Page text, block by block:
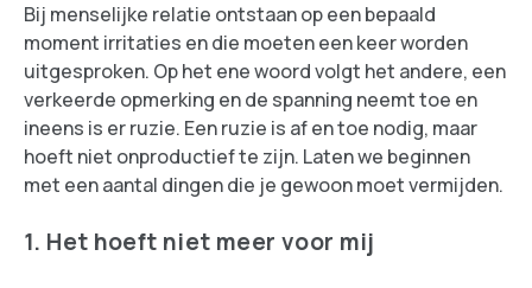
Bij menselijke relatie ontstaan op een bepaald
moment irritaties en die moeten een keer worden
uitgesproken. Op het ene woord volgt het andere, een
verkeerde opmerking en de spanning neemt toe en
ineens is er ruzie. Een ruzie is af en toe nodig, maar
hoeft niet onproductief te zijn. Laten we beginnen
met een aantal dingen die je gewoon moet vermijden.
1. Het hoeft niet meer voor mij